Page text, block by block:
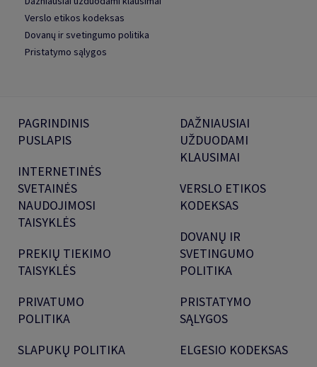
Verslo etikos kodeksas
Dovanų ir svetingumo politika
Pristatymo sąlygos
PAGRINDINIS
PUSLAPIS
INTERNETINĖS
SVETAINĖS
NAUDOJIMOSI
TAISYKLĖS
PREKIŲ TIEKIMO
TAISYKLĖS
PRIVATUMO
POLITIKA
SLAPUKŲ POLITIKA
DAŽNIAUSIAI
UŽDUODAMI
KLAUSIMAI
VERSLO ETIKOS
KODEKSAS
DOVANŲ IR
SVETINGUMO
POLITIKA
PRISTATYMO
SĄLYGOS
ELGESIO KODEKSAS